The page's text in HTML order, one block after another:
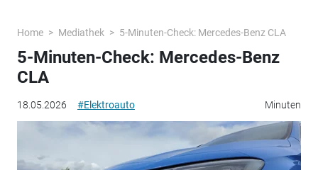
Home Mediathek 5-Minuten-Check: Mercedes-Benz CLA
18.05.2026 #Elektroauto Minuten
5-Minuten-Check: Mercedes-Benz
CLA